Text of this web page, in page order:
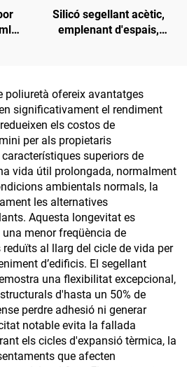
Silicó segellant acètic,
emplenant d'espais,
poliuretà ofereix avantatges
significativament el rendiment
els costos de
per als propietaris
superiors de
vida útil prolongada, normalment
ambientals normals, la
les alternatives
Aquesta longevitat es
menor freqüència de
al llarg del cicle de vida per
d’edificis. El segellant
una flexibilitat excepcional,
d'hasta un 50% de
perdre adhesió ni generar
notable evita la fallada
els cicles d'expansió tèrmica, la
que afecten